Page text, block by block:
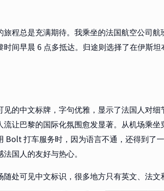
旅程总是充满期待。我乘坐的法国航空公司
时间早晨 6 点多抵达。归途则选择了在伊斯
见的中文标牌，字句优雅，显示了法国人对
流让巴黎的国际化氛围愈发显著。从机场乘
Bolt 打车服务时，因为语言不通，还得到了
国人的友好与热心。
处可见中文标识，很多地方只有英文、法文